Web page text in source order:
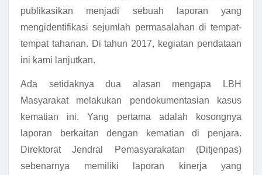
publikasikan menjadi sebuah laporan yang
mengidentifikasi sejumlah permasalahan di tempat-
tempat tahanan. Di tahun 2017, kegiatan pendataan
ini kami lanjutkan.
Ada setidaknya dua alasan mengapa LBH
Masyarakat melakukan pendokumentasian kasus
kematian ini. Yang pertama adalah kosongnya
laporan berkaitan dengan kematian di penjara.
Direktorat Jendral Pemasyarakatan (Ditjenpas)
sebenarnya memiliki laporan kinerja yang